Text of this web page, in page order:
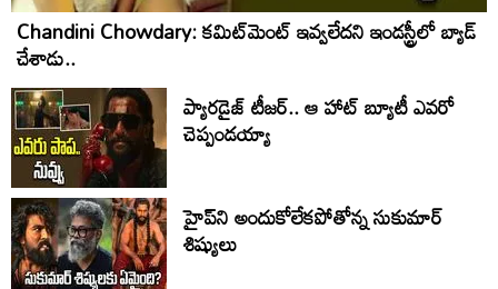
Chandini Chowdary: కమిట్‌మెంట్ ఇవ్వలేదని ఇండస్ట్రీలో బ్యాడ్
చేశాడు..
ప్యారడైజ్ టీజర్.. ఆ హాట్ బ్యూటీ ఎవరో
చెప్పండయ్యా
హైప్‌ని అందుకోలేకపోతోన్న సుకుమార్
శిష్యులు